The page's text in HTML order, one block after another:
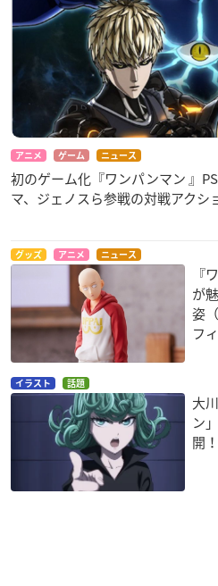
アニメ ゲーム ニュース
初のゲーム化『ワンパンマン 』
マ、ジェノスら参戦の対戦アクシ
グッズ アニメ ニュース
『
が
姿
フ
イラスト 話題
大
ン
開